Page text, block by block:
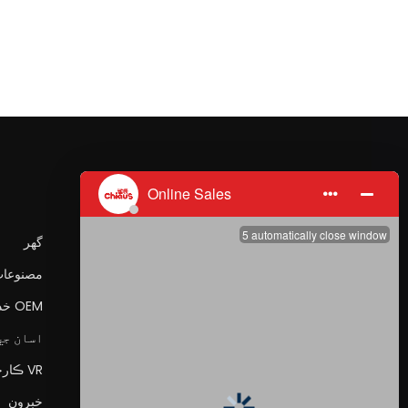
پيداوار جو درجو
بيبي ڊائپر
گهر
OEM خدمت
اسان
VR ڪارخانو
خبرون